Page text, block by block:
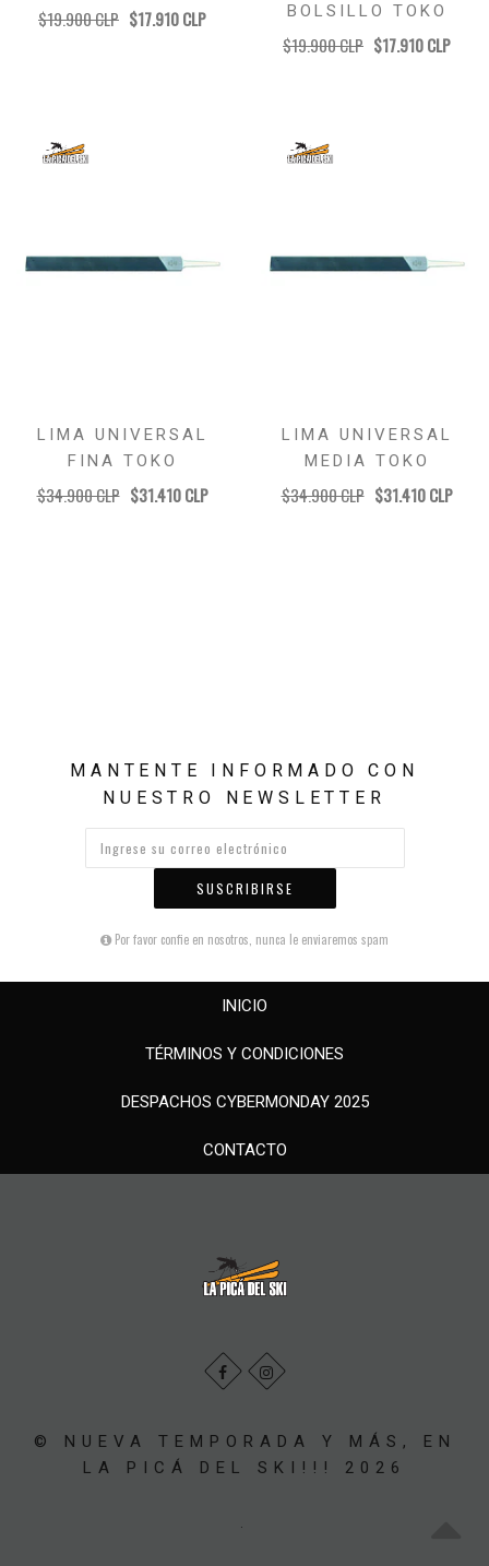
$19.900 CLP $17.910 CLP
BOLSILLO TOKO
$19.900 CLP $17.910 CLP
LIMA UNIVERSAL
FINA TOKO
$34.900 CLP $31.410 CLP
LIMA UNIVERSAL
MEDIA TOKO
$34.900 CLP $31.410 CLP
MANTENTE INFORMADO CON
NUESTRO NEWSLETTER
SUSCRIBIRSE
Por favor confie en nosotros, nunca le enviaremos spam
INICIO
TÉRMINOS Y CONDICIONES
DESPACHOS CYBERMONDAY 2025
CONTACTO
© NUEVA TEMPORADA Y MÁS, EN
LA PICÁ DEL SKI!!! 2026